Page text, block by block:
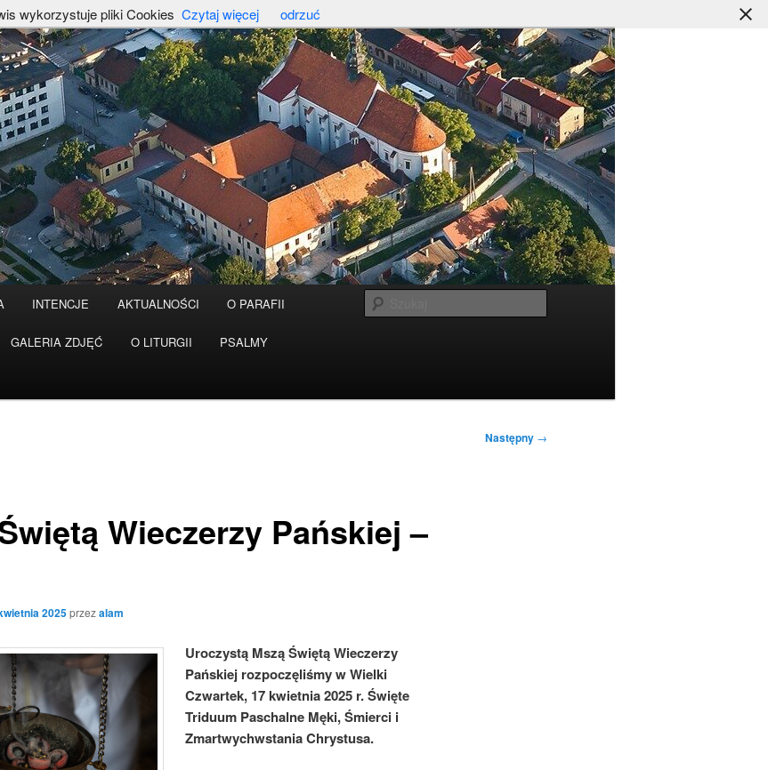
INTENCJE AKTUALNOŚCI O PARAFII
GALERIA ZDJĘĆ O LITURGII PSALMY
Następny →
Wieczerzy Pańskiej –
2025przezalam
Uroczystą Mszą Świętą Wieczerzy
Pańskiej rozpoczęliśmy w Wielki
Czwartek, 17 kwietnia 2025 r. Święte
Triduum Paschalne Męki, Śmierci i
Zmartwychwstania Chrystusa.
wykorzystuje pliki Cookies Czytaj więcej odrzuć